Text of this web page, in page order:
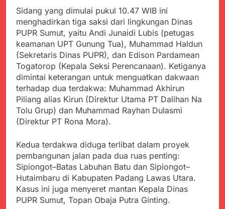
Kabupaten Sukabumi
Angkat Bicara
Perindah Gereja,
Satgas Yonif 310/KK
Lakukan Pengecatan
Dan Pembenahan
Juli 21, 2024
Kadinkes kab. Sukabumi
Angkat Bicara Terkait
Dugaan pembelian obat
yang akan Kadaluarsa
oleh Puskesmas
Juli 21, 2024
Diduga Pembelian Obat
oleh Puskesmas di
Kab. Sukabumi yang
akan Kadaluarsa.
Juli 20, 2024
Tunjukan
Perhatiannya, Satgas
Polda Jabar Beberkan
Perkembangan
Terbaru Kasus Dago
Elos
Juli 20, 2024
Kejaksaan Negeri Kab
Sukabumi didesak usut
Tuntas Dugaan
penyelewengan
Juli 19, 2024
Sidang yang dimulai pukul 10.47 WIB ini
menghadirkan tiga saksi dari lingkungan Dinas
PUPR Sumut, yaitu Andi Junaidi Lubis (petugas
keamanan UPT Gunung Tua), Muhammad Haldun
(Sekretaris Dinas PUPR), dan Edison Pardamean
Togatorop (Kepala Seksi Perencanaan). Ketiganya
dimintai keterangan untuk menguatkan dakwaan
terhadap dua terdakwa: Muhammad Akhirun
Piliang alias Kirun (Direktur Utama PT Dalihan Na
Tolu Grup) dan Muhammad Rayhan Dulasmi
(Direktur PT Rona Mora).
Kedua terdakwa diduga terlibat dalam proyek
pembangunan jalan pada dua ruas penting:
Sipiongot–Batas Labuhan Batu dan Sipiongot–
Hutaimbaru di Kabupaten Padang Lawas Utara.
Kasus ini juga menyeret mantan Kepala Dinas
PUPR Sumut, Topan Obaja Putra Ginting.